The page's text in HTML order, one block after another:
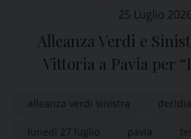
25 Luglio 2026
Alleanza Verdi e
Vittoria a Pavia per
alleanza verdi sinistra
lunedì 27 luglio pavia